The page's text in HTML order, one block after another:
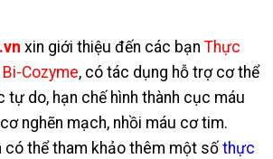
xin giới thiệu đến các bạn Thực
Cozyme, có tác dụng hỗ trợ cơ thể
tự do, hạn chế hình thành cục máu
nghẽn mạch, nhồi máu cơ tim.
có thể tham khảo thêm một số thực